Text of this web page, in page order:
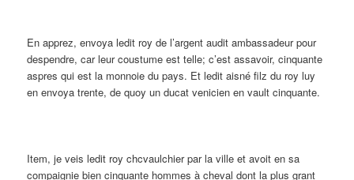
En apprez, envoya ledit roy de l’argent audit ambassadeur pour
despendre, car leur coustume est telle; c’est assavoir, cinquante
aspres qui est la monnoie du pays. Et ledit aisné filz du roy luy
en envoya trente, de quoy un ducat venicien en vault cinquante.
Item, je veis ledit roy chcvaulchier par la ville et avoit en sa
compaignie bien cinquante hommes à cheval dont la plus grant